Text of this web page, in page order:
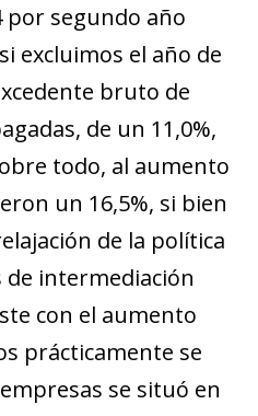
por segundo año
excluimos el año de
bruto de
de un 11,0%,
todo, al aumento
un 16,5%, si bien
de la política
de intermediación
con el aumento
prácticamente se
se situó en